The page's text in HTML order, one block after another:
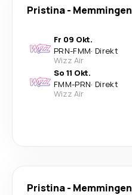
Pristina- Memmingen
Fr 09 Okt.
PRN-FMM· Direkt
Wizz Air
So 11 Okt.
FMM-PRN· Direkt
Wizz Air
Pristina- Memmingen